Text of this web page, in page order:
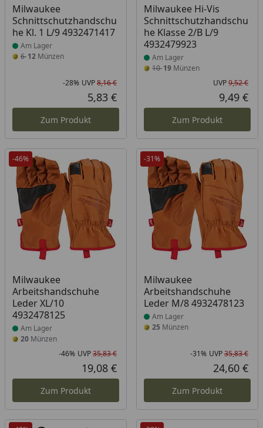
Milwaukee
Schnittschutzhandschu
he Kl. 1 L/9 4932471417
Produkt am Lager
Am Lager
612 Münzen
Rabatt in Prozent
-28%
Ursprünglicher Preis
UVP8,16 €
Aktueller Preis
5,83 €
Zum Produkt
Milwaukee Hi-Vis
Schnittschutzhandschu
he Klasse 2/B L/9
4932479923
Produkt am Lager
Am Lager
1019Münzen
UVP9,52 €
9,49 €
Zum Produkt
-46%
Milwaukee
Arbeitshandschuhe
Leder XL/10
4932478125
Produkt am Lager
Am Lager
20 Münzen
Rabatt in Prozent
-46%
Ursprünglicher Preis
UVP35,83 €
Aktueller Preis
19,08 €
Zum Produkt
-31%
Milwaukee
Arbeitshandschuhe
Leder M/8 4932478123
Produkt am Lager
Am Lager
25 Münzen
-31% UVP35,83 €
24,60 €
Zum Produkt